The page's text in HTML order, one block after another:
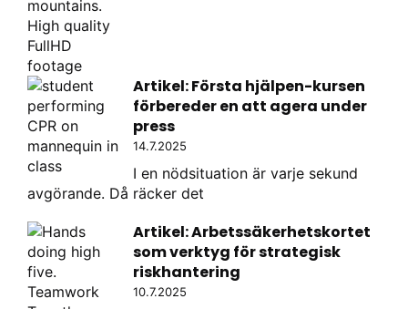
Artikel: Första hjälpen-kursen
förbereder en att agera under
press
14.7.2025
I en nödsituation är varje sekund
avgörande. Då räcker det
Artikel: Arbetssäkerhetskortet
som verktyg för strategisk
riskhantering
10.7.2025